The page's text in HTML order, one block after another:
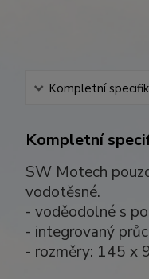
Kompletní
Kompletní
SW Motech
vodotěsné.
- voděodolné s
- integrovaný
- rozměry: 145 x